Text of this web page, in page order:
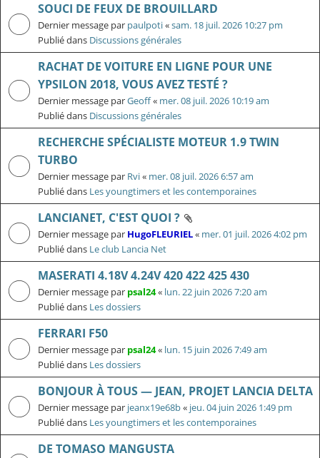
SOUCI DE FEUX DE BROUILLARD
Dernier message par paulpoti«sam. 18 juil. 2026 10:27 pm
Publié dans Discussions générales
RACHAT DE VOITURE EN LIGNE POUR UNE
YPSILON 2018, VOUS AVEZ TESTÉ ?
Dernier message parGeoff« mer. 08 juil. 2026 10:19 am
Publié dans Discussions générales
RECHERCHE SPÉCIALISTE MOTEUR 1.9 TWIN
TURBO
Dernier message par Rvi« mer. 08 juil. 2026 6:57 am
Publié dans Les youngtimers et les contemporaines
LANCIANET, C'EST QUOI ?
Dernier message par HugoFLEURIEL« mer. 01 juil. 2026 4:02 pm
Publié dans Le club Lancia Net
MASERATI 4.18V 4.24V 420 422 425 430
Dernier message par psal24« lun. 22 juin 2026 7:20 am
Publié dans Les dossiers
FERRARI F50
Dernier message par psal24« lun. 15 juin 2026 7:49 am
Publié dans Les dossiers
BONJOUR À TOUS — JEAN, PROJET LANCIA DELTA
Dernier message par jeanx19e68b« jeu. 04 juin 2026 1:49 pm
Publié dans Les youngtimers et les contemporaines
DE TOMASO MANGUSTA